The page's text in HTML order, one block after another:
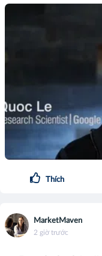
Thích
MarketMaven
2 giờ trước